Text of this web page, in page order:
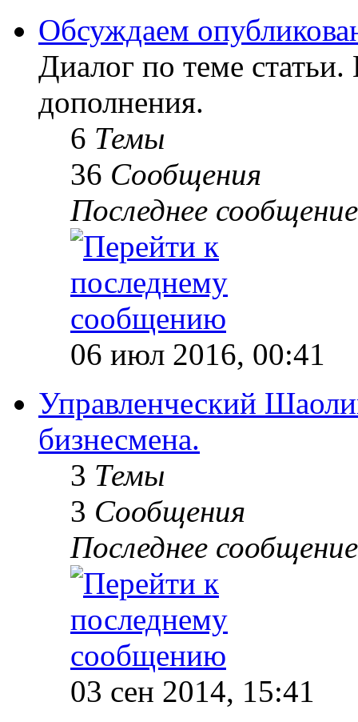
Обсуждаем
Диалог по теме
дополнения.
6 Темы
36 Сообщения
Последнее сообщение
06 июл 2016, 00:41
Управленческий
бизнесмена.
3 Темы
3 Сообщения
Последнее сообщение
03 сен 2014, 15:41